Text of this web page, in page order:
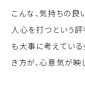
こんな、気持ちの良
人心を打つという評
も大事に考えている
き方が、心意気が映